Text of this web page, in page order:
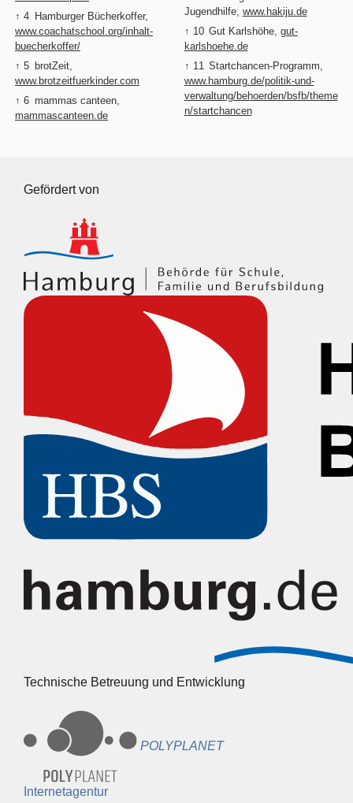
↑ 4 Hamburger Bücherkoffer,
www.coachatschool.org/inhalt-
buecherkoffer/
↑ 5 brotZeit,
www.brotzeitfuerkinder.com
↑ 6 mammas canteen,
mammascanteen.de
Jugendhilfe, www.hakiju.de
↑ 10 Gut Karlshöhe, gut-
karlshoehe.de
↑ 11 Startchancen-Programm,
www.hamburg.de/politik-und-
verwaltung/behoerden/bsfb/theme
n/startchancen
Gefördert von
Technische Betreuung und Entwicklung
POLYPLANET
Internetagentur